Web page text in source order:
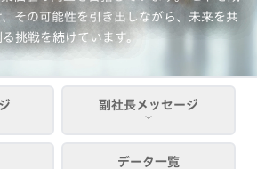
その可能性を引き出しながら、未来を共
る挑戦を続けています。
副社長メッセージ
データ一覧